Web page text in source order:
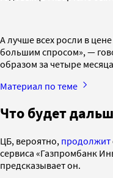
А лучше всех росли в
большим спросом», —
образом за четыре
Материал по теме
Что будет
ЦБ, вероятно, продолжит
сервиса «Газпромбанк
предсказывает он.